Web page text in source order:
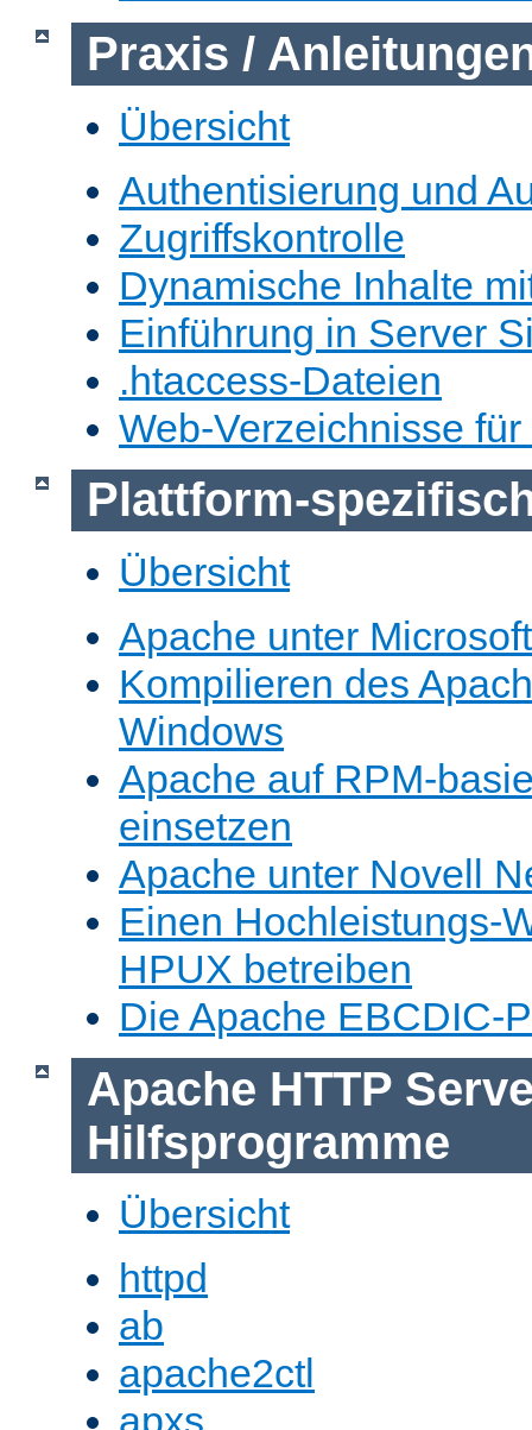
Praxis /
Übersicht
Authentisierung und
Zugriffskontrolle
Dynamische Inhalte
Einführung in Server
.htaccess-Dateien
Web-Verzeichnisse
Plattform-
Übersicht
Apache unter
Kompilieren des
Windows
Apache auf RPM-
einsetzen
Apache unter Novell
Einen Hochleistungs-
HPUX betreiben
Die Apache EBCDIC-
Apache HTTP
Hilfsprogramme
Übersicht
httpd
ab
apache2ctl
apxs